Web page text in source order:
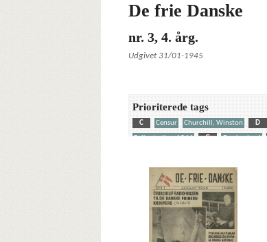
De frie Danske
nr. 3, 4. årg.
Udgivet 31/01-1945
Prioriterede tags
C Censur Churchill, Winston D
Folkestrejken 1944
G Grækenland
Yderligere tags
Aachen Aarhus Svømmehal
Atlantic, restaurant, Stockholm
Attlee,
Bob, cafe, Nakskov
Borberg, Svend,
Carltorp, fabrik
Christendom, tidsskrift